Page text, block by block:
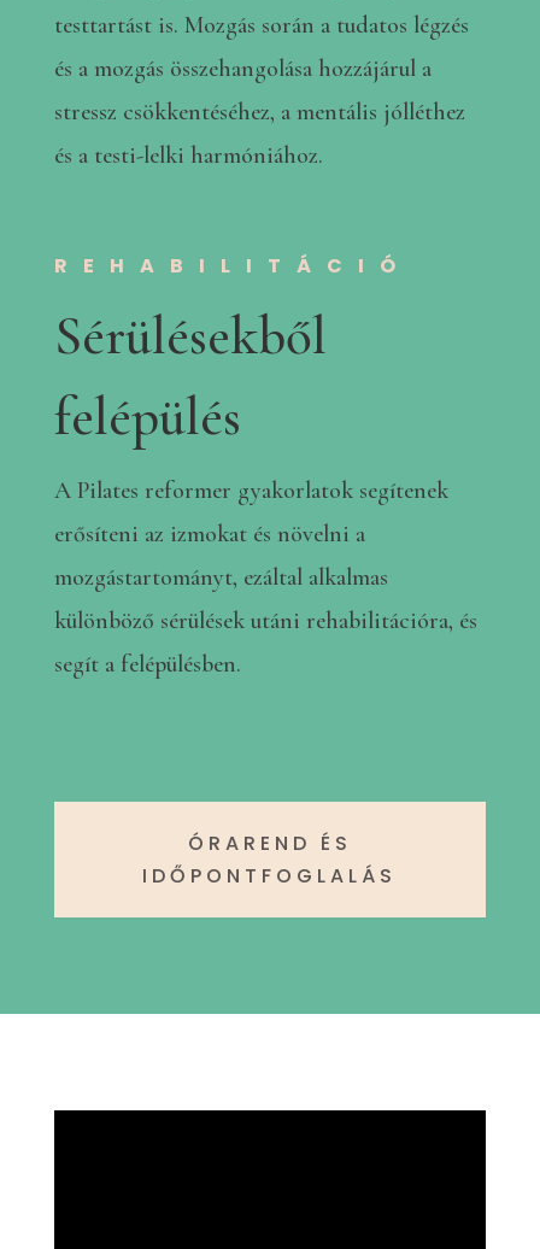
testtartást is. Mozgás során a tudatos légzés
és a mozgás összehangolása hozzájárul a
stressz csökkentéséhez, a mentális jólléthez
és a testi-lelki harmóniához.
REHABILITÁCIÓ
Sérülésekből
felépülés
A Pilates reformer gyakorlatok segítenek
erősíteni az izmokat és növelni a
mozgástartományt, ezáltal alkalmas
különböző sérülések utáni rehabilitációra, és
segít a felépülésben.
ÓRAREND ÉS
IDŐPONTFOGLALÁS